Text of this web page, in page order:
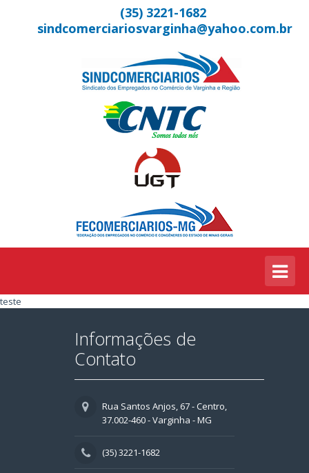
(35) 3221-1682
sindcomerciariosvarginha@yahoo.com.br
teste
Informações de
Contato
Rua Santos Anjos, 67 - Centro,
37.002-460 - Varginha - MG
(35) 3221-1682